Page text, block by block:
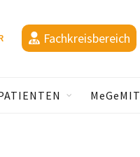
Fachkreisbereich
MeGeMIT